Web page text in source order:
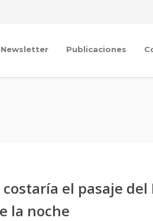
Newsletter Publicaciones
el pasaje
la noche